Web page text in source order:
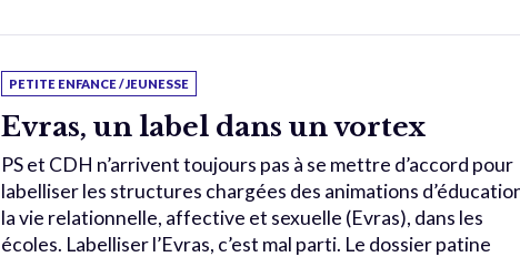
PETITE ENFANCE / JEUNESSE
Evras, un label dans un vortex
PS et CDH n’arrivent toujours pas à se mettre d’accord pour
labelliser les structures chargées des animations
la vie relationnelle, affective et sexuelle (Evras), dans les
écoles. Labelliser l’Evras, c’est mal parti. Le dossier patine